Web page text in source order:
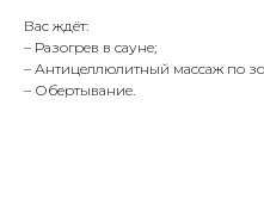
Вас ждёт:
– Разогрев в сауне;
– Антицеллюлитный массаж по
– Обертывание.